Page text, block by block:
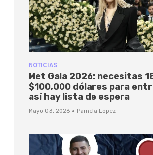
NOTICIAS
Met Gala 2026: necesitas
$100,000 dólares para
así hay lista de espera
Mayo 03, 2026 · Pamela López